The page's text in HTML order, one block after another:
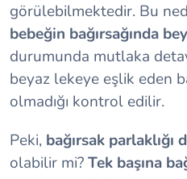
görülebilmektedir. Bu
bebeğin bağırsağında
durumunda mutlaka
beyaz lekeye eşlik eden
olmadığı kontrol edilir.
Peki, bağırsak
olabilir mi?Tek başına